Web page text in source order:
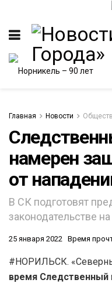
Главная Новости
намерен
от
В СК подготовят
законодательстве
25 января 2022 Время
#НОРИЛЬСК.
время Следственный